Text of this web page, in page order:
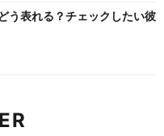
う表れる？チェックしたい彼